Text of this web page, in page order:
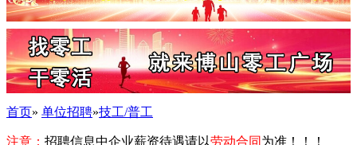
首页» 单位招聘»技工/普工
注意： 招聘信息中企业薪资待遇请以劳动合同 为准！！！